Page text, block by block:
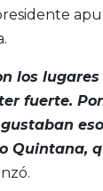
los
fuerte.
Quintana,